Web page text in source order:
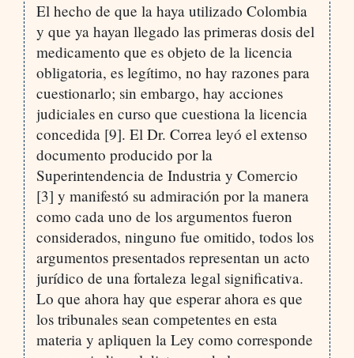
El hecho de que la haya utilizado Colombia
y que ya hayan llegado las primeras dosis del
medicamento que es objeto de la licencia
obligatoria, es legítimo, no hay razones para
cuestionarlo; sin embargo, hay acciones
judiciales en curso que cuestiona la licencia
concedida [9]. El Dr. Correa leyó el extenso
documento producido por la
Superintendencia de Industria y Comercio
[3] y manifestó su admiración por la manera
como cada uno de los argumentos fueron
considerados, ninguno fue omitido, todos los
argumentos presentados representan un acto
jurídico de una fortaleza legal significativa.
Lo que ahora hay que esperar ahora es que
los tribunales sean competentes en esta
materia y apliquen la Ley como corresponde